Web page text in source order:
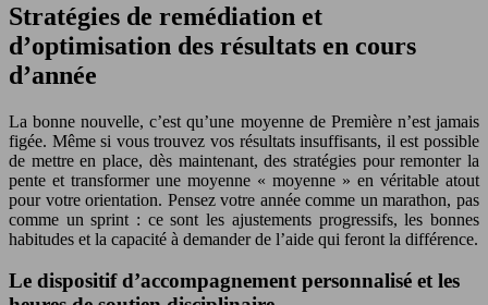
Stratégies de remédiation et
d’optimisation des résultats en cours
d’année
La bonne nouvelle, c’est qu’une moyenne de Première n’est jamais
figée. Même si vous trouvez vos résultats insuffisants, il est possible
de mettre en place, dès maintenant, des stratégies pour remonter la
pente et transformer une moyenne « moyenne » en véritable atout
pour votre orientation. Pensez votre année comme un marathon, pas
comme un sprint : ce sont les ajustements progressifs, les bonnes
habitudes et la capacité à demander de l’aide qui feront la différence.
Le dispositif d’accompagnement personnalisé et les